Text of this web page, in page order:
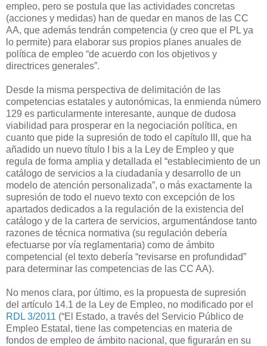
empleo, pero se postula que las actividades concretas
(acciones y medidas) han de quedar en manos de las CC
AA, que además tendrán competencia (y creo que el PL ya
lo permite) para elaborar sus propios planes anuales de
política de empleo “de acuerdo con los objetivos y
directrices generales”.
Desde la misma perspectiva de delimitación de las
competencias estatales y autonómicas, la enmienda número
129 es particularmente interesante, aunque de dudosa
viabilidad para prosperar en la negociación política, en
cuanto que pide la supresión de todo el capítulo III, que ha
añadido un nuevo título I bis a la Ley de Empleo y que
regula de forma amplia y detallada el “establecimiento de un
catálogo de servicios a la ciudadanía y desarrollo de un
modelo de atención personalizada”, o más exactamente la
supresión de todo el nuevo texto con excepción de los
apartados dedicados a la regulación de la existencia del
catálogo y de la cartera de servicios, argumentándose tanto
razones de técnica normativa (su regulación debería
efectuarse por vía reglamentaria) como de ámbito
competencial (el texto debería “revisarse en profundidad”
para determinar las competencias de las CC AA).
No menos clara, por último, es la propuesta de supresión
del artículo 14.1 de la Ley de Empleo, no modificado por el
RDL 3/2011 (“El Estado, a través del Servicio Público de
Empleo Estatal, tiene las competencias en materia de
fondos de empleo de ámbito nacional, que figurarán en su